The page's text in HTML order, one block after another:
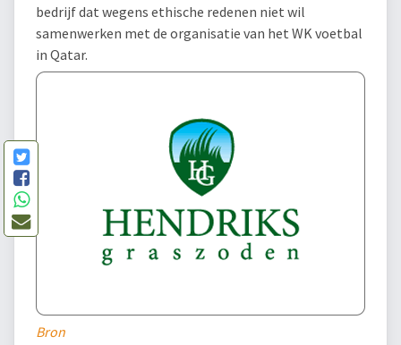
bedrijf dat wegens ethische redenen niet wil
samenwerken met de organisatie van het WK voetbal
in Qatar.
Bron